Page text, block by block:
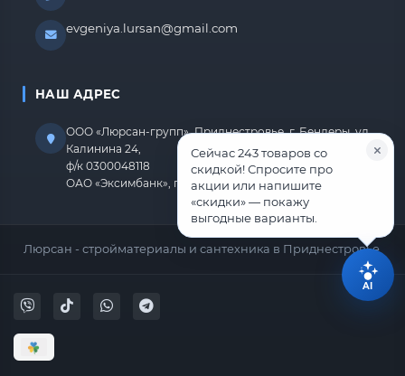
evgeniya.lursan@gmail.com
НАШ АДРЕС
ООО «Люрсан-групп», Приднестровье, г. Бендеры, ул.
Калинина 24,
ф/к 0300048118
ОАО «Эксимбанк», г.Бендеры, р/с 2212670000000818
Люрсан - стройматериалы и сантехника в Приднестровье.
Сейчас 243 товаров со
скидкой! Спросите про
акции или напишите
«скидки» — покажу
выгодные варианты.
AI